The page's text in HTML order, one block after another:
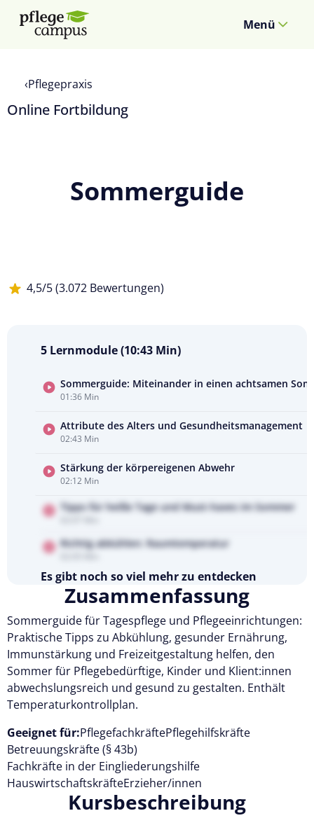
Menü
Pflegepraxis
Online Fortbildung
Sommerguide
4,5/5 (3.072 Bewertungen)
Kursvorschau
ansehen
5 Lernmodule (10:43 Min)
Sommerguide: Miteinander in einen achtsamen
01:36 Min
Attribute des Alters und Gesundheitsmanagement
02:43 Min
Stärkung der körpereigenen Abwehr
02:12 Min
Tipps für heiße Tage und Must-haves im Sommer
Richtig abkühlen: Raumtemperatur
Es gibt noch so viel mehr zu entdecken
Testen Sie Pflegecampus 14 Tage kostenlos.
Kostenlos testen
Zusammenfassung
Sommerguide für Tagespflege und Pflegeeinrichtungen:
Praktische Tipps zu Abkühlung, gesunder Ernährung,
Immunstärkung und Freizeitgestaltung helfen, den
Sommer für Pflegebedürftige, Kinder und Klient:innen
abwechslungsreich und gesund zu gestalten. Enthält
Temperaturkontrollplan.
Geeignet für:PflegefachkräftePflegehilfskräfte
Betreuungskräfte (§ 43b)
Fachkräfte in der Eingliederungshilfe
HauswirtschaftskräfteErzieher/innen
Kursbeschreibung